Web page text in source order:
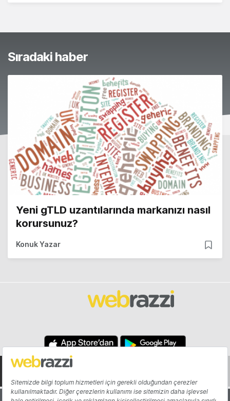
Sıradaki haber
Yeni gTLD uzantılarında markanızı nasıl
korursunuz?
Konuk Yazar